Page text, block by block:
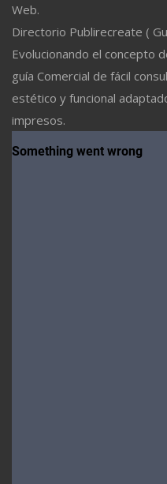
Web.
Directorio Publirecreate (
Evolucionando el concepto
guía Comercial de fácil
estético y funcional
impresos.